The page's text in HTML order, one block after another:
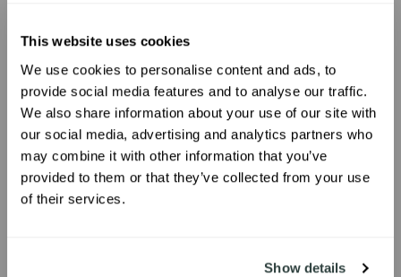
This website uses cookies
We use cookies to personalise content and ads, to
provide social media features and to analyse our traffic.
We also share information about your use of our site with
our social media, advertising and analytics partners who
may combine it with other information that you’ve
provided to them or that they’ve collected from your use
of their services.
Show details
FAQ
¿Qué métodos de pago puedo utilizar?
¿Cuánto tarda en llegar mi pedido?
UNLOCK 10% OFF
Sign up to receive 10% off your first
order.